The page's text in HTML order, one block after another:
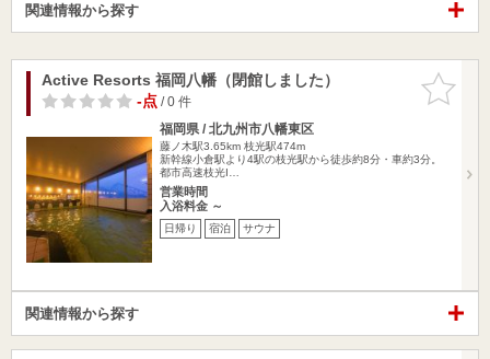
関連情報から探す
お気に入
りに追加
Active Resorts 福岡八幡（閉館しました）
-点/ 0 件
福岡県 / 北九州市八幡東区
藤ノ木駅3.65km 枝光駅474m
新幹線小倉駅より4駅の枝光駅から徒歩約8分・車約3分。
都市高速枝光I…
営業時間
入浴料金 ～
日帰り 宿泊 サウナ
関連情報から探す